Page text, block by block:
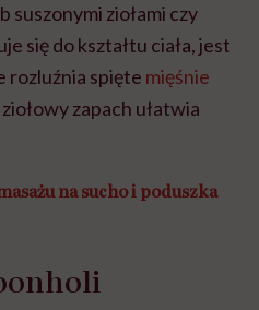
suszonymi ziołami czy
się do kształtu ciała, jest
rozluźnia spięte mięśnie
zapach ułatwia
na suchoi poduszka